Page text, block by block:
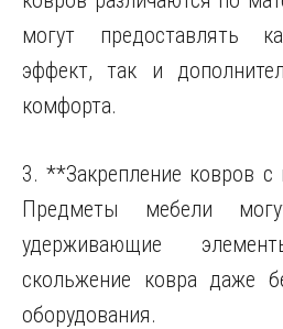
могут предоставлять
эффект, так и
комфорта.
3. **Закрепление ковров
Предметы мебели
удерживающие
скольжение ковра даже
оборудования.